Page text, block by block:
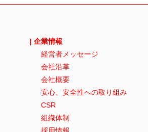
| 企業情報
経営者メッセージ
会社沿革
会社概要
安心、安全性への取り組み
CSR
組織体制